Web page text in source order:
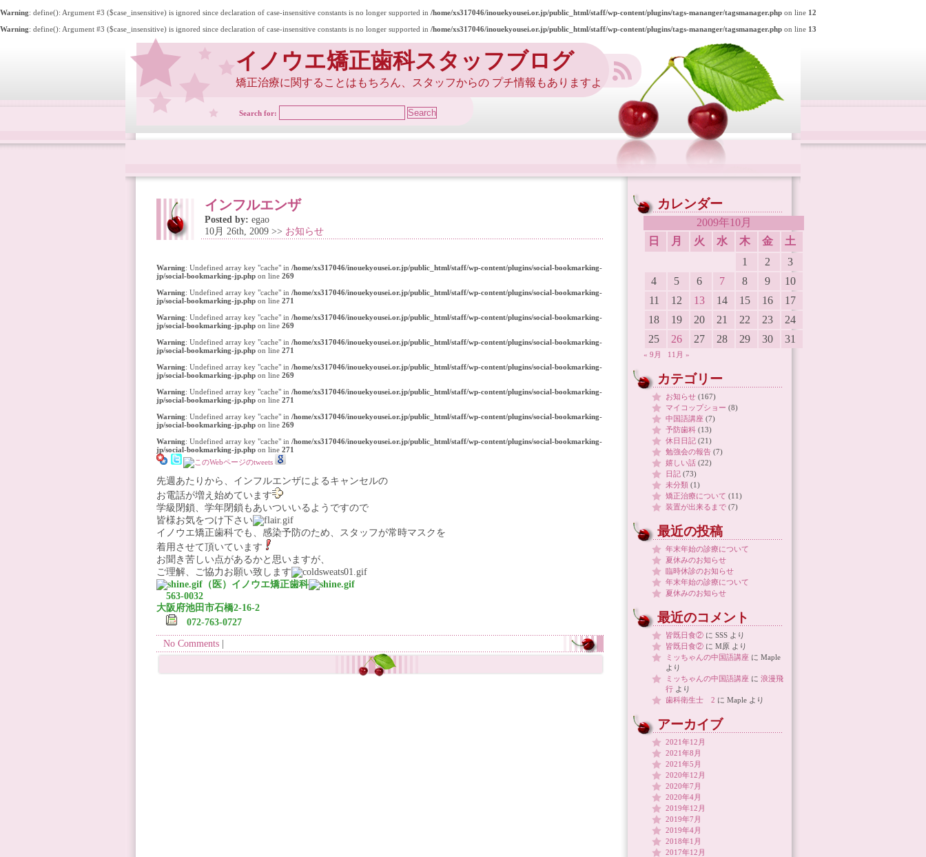
Warning: define(): Argument #3 ($case_insensitive) is ignored since declaration of case-insensitive constants is no longer supported in /home/xs317046/inouekyousei.or.jp/public_html/staff/wp-content/plugins/tags-mananger/tagsmanager.php on line 12
Warning: define(): Argument #3 ($case_insensitive) is ignored since declaration of case-insensitive constants is no longer supported in /home/xs317046/inouekyousei.or.jp/public_html/staff/wp-content/plugins/tags-mananger/tagsmanager.php on line 13
イノウエ矯正歯科スタッフブログ
矯正治療に関することはもちろん、スタッフからの プチ情報もありますよ
Search for:
インフルエンザ
Posted by: egao
10月 26th, 2009 >> お知らせ
Warning: Undefined array key "cache" in /home/xs317046/inouekyousei.or.jp/public_html/staff/wp-content/plugins/social-bookmarking-
jp/social-bookmarking-jp.php on line 269
Warning: Undefined array key "cache" in /home/xs317046/inouekyousei.or.jp/public_html/staff/wp-content/plugins/social-bookmarking-
jp/social-bookmarking-jp.php on line 271
Warning: Undefined array key "cache" in /home/xs317046/inouekyousei.or.jp/public_html/staff/wp-content/plugins/social-bookmarking-
jp/social-bookmarking-jp.php on line 269
Warning: Undefined array key "cache" in /home/xs317046/inouekyousei.or.jp/public_html/staff/wp-content/plugins/social-bookmarking-
jp/social-bookmarking-jp.php on line 271
Warning: Undefined array key "cache" in /home/xs317046/inouekyousei.or.jp/public_html/staff/wp-content/plugins/social-bookmarking-
jp/social-bookmarking-jp.php on line 269
Warning: Undefined array key "cache" in /home/xs317046/inouekyousei.or.jp/public_html/staff/wp-content/plugins/social-bookmarking-
jp/social-bookmarking-jp.php on line 271
Warning: Undefined array key "cache" in /home/xs317046/inouekyousei.or.jp/public_html/staff/wp-content/plugins/social-bookmarking-
jp/social-bookmarking-jp.php on line 269
Warning: Undefined array key "cache" in /home/xs317046/inouekyousei.or.jp/public_html/staff/wp-content/plugins/social-bookmarking-
jp/social-bookmarking-jp.php on line 271
先週あたりから、インフルエンザによるキャンセルの
お電話が増え始めています
学級閉鎖、学年閉鎖もあいついいるようですので
皆様お気をつけ下さい
イノウエ矯正歯科でも、感染予防のため、スタッフが常時マスクを
着用させて頂いています
お聞き苦しい点があるかと思いますが、
ご理解、ご協力お願い致します
（医）イノウエ矯正歯科
563-0032
大阪府池田市石橋2-16-2
072-763-0727
No Comments
カレンダー
2009年10月
日
月 火 水 木 金
土
1
2
3
4
5 6 7 8 9
10
11
12 13 14 15 16
17
18
19 20 21 22 23
24
25
26 27 28 29 30 31
« 9月 11月 »
カテゴリー
お知らせ (167)
マイコップショー (8)
中国語講座 (7)
予防歯科 (13)
休日日記 (21)
勉強会の報告 (7)
嬉しい話 (22)
日記 (73)
未分類 (1)
矯正治療について (11)
装置が出来るまで (7)
最近の投稿
年末年始の診療について
夏休みのお知らせ
臨時休診のお知らせ
年末年始の診療について
夏休みのお知らせ
最近のコメント
皆既日食② に SSS より
皆既日食② に M原 より
ミッちゃんの中国語講座 に Maple
より
ミッちゃんの中国語講座 に 浪漫飛
行 より
歯科衛生士 2 に Maple より
アーカイブ
2021年12月
2021年8月
2021年5月
2020年12月
2020年7月
2020年4月
2019年12月
2019年7月
2019年4月
2018年1月
2017年12月